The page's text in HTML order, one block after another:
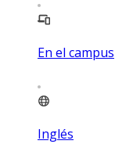
En el campus
Inglés